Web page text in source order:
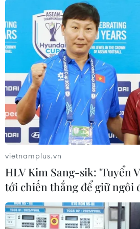
làm 5 người chết.
#Hỏa hoạn #Cháy kho phế liệu
vietnamplus.vn
HLV Kim Sang-sik: 'Tuyển
tới chiến thắng để giữ ngôi